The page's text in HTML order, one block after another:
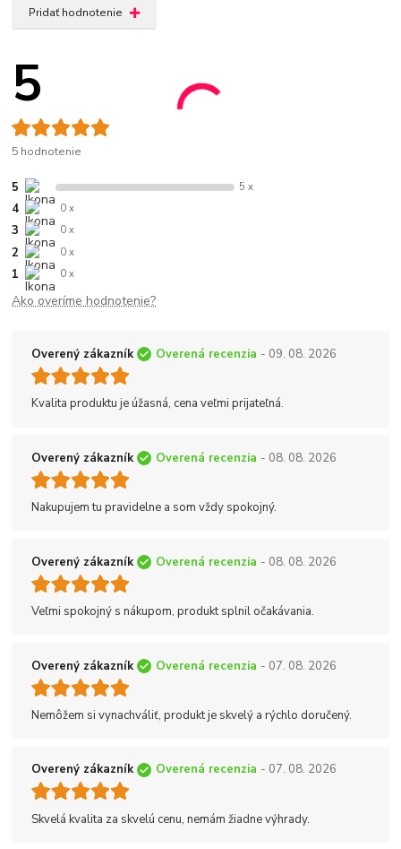
Pridať hodnotenie
5
5 hodnotenie
5 5 x
4 0 x
3 0 x
2 0 x
1 0 x
Ako overíme hodnotenie?
Overený zákazník Overená recenzia - 09. 08. 2026
Kvalita produktu je úžasná, cena veľmi prijateľná.
Overený zákazník Overená recenzia - 08. 08. 2026
Nakupujem tu pravidelne a som vždy spokojný.
Overený zákazník Overená recenzia - 08. 08. 2026
Veľmi spokojný s nákupom, produkt splnil očakávania.
Overený zákazník Overená recenzia - 07. 08. 2026
Nemôžem si vynachváliť, produkt je skvelý a rýchlo doručený.
Overený zákazník Overená recenzia - 07. 08. 2026
Skvelá kvalita za skvelú cenu, nemám žiadne výhrady.